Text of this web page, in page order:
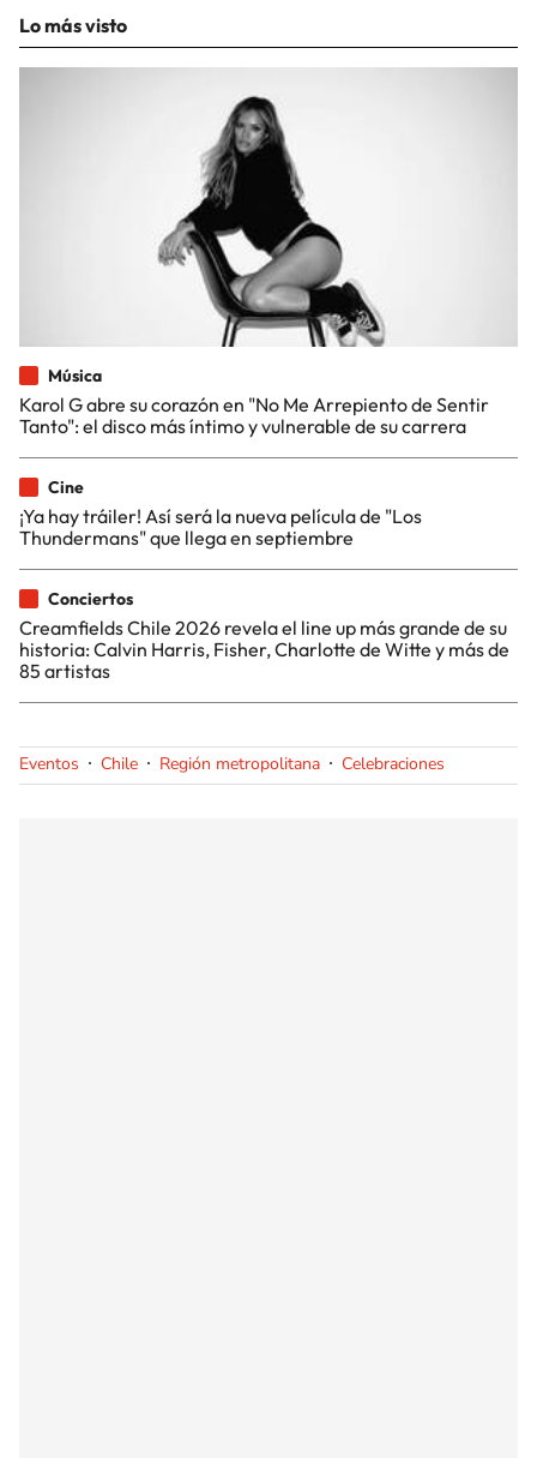
Lo más visto
Música
Karol G abre su corazón en "No Me Arrepiento de Sentir
Tanto": el disco más íntimo y vulnerable de su carrera
Cine
¡Ya hay tráiler! Así será la nueva película de "Los
Thundermans" que llega en septiembre
Conciertos
Creamfields Chile 2026 revela el line up más grande de su
historia: Calvin Harris, Fisher, Charlotte de Witte y más de
85 artistas
Eventos Chile Región metropolitana Celebraciones